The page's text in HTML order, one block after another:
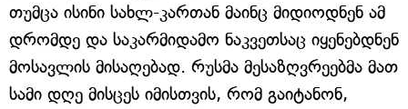
თუმცა ისინი სახლ-კართან მაინც მიდიოდნენ ამ
დრომდე და საკარმიდამო ნაკვეთსაც იყენებდნენ
მოსავლის მისაღებად. რუსმა მესაზღვრეებმა მათ
სამი დღე მისცეს იმისთვის, რომ გაიტანონ,